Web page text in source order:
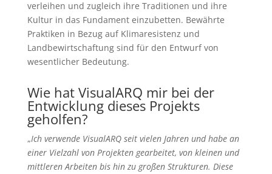
verleihen und zugleich ihre Traditionen und ihre
Kultur in das Fundament einzubetten. Bewährte
Praktiken in Bezug auf Klimaresistenz und
Landbewirtschaftung sind für den Entwurf von
wesentlicher Bedeutung.
Wie hat VisualARQ mir bei der
Entwicklung dieses Projekts
geholfen?
„Ich verwende VisualARQ seit vielen Jahren und habe an
einer Vielzahl von Projekten gearbeitet, von kleinen und
mittleren Arbeiten bis hin zu großen Strukturen. Diese